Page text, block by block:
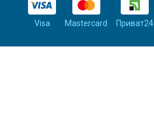
Visa Mastercard Приват24